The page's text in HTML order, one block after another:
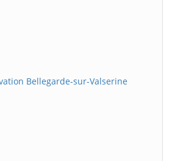
Bellegarde-sur-Valserine